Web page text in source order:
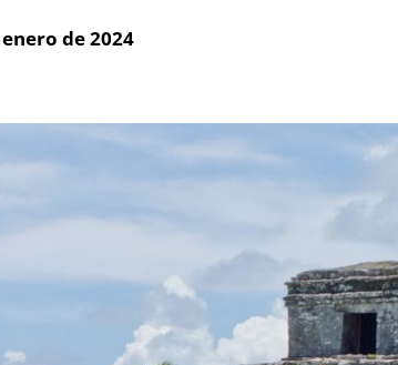
de 2024